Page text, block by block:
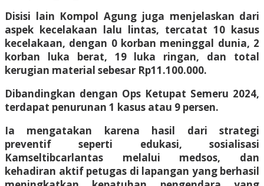
Disisi lain Kompol Agung juga menjelaskan dari
aspek kecelakaan lalu lintas, tercatat 10 kasus
kecelakaan, dengan 0 korban meninggal dunia, 2
korban luka berat, 19 luka ringan, dan total
kerugian material sebesar Rp11.100.000.
Dibandingkan dengan Ops Ketupat Semeru 2024,
terdapat penurunan 1 kasus atau 9 persen.
Ia mengatakan karena hasil dari strategi
preventif seperti edukasi, sosialisasi
Kamseltibcarlantas melalui medsos, dan
kehadiran aktif petugas di lapangan yang berhasil